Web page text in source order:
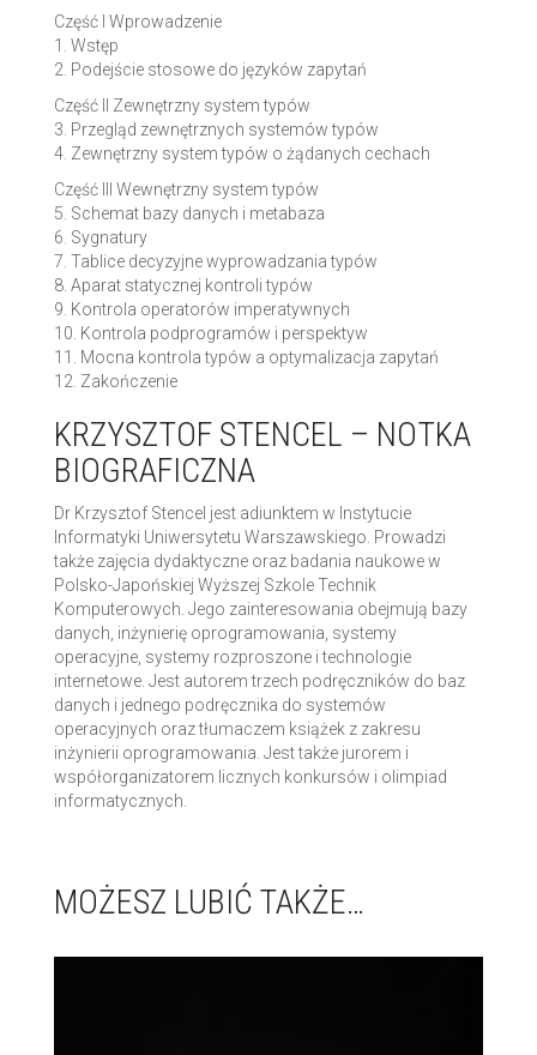
Część I Wprowadzenie
1. Wstęp
2. Podejście stosowe do języków zapytań
Część II Zewnętrzny system typów
3. Przegląd zewnętrznych systemów typów
4. Zewnętrzny system typów o żądanych cechach
Część III Wewnętrzny system typów
5. Schemat bazy danych i metabaza
6. Sygnatury
7. Tablice decyzyjne wyprowadzania typów
8. Aparat statycznej kontroli typów
9. Kontrola operatorów imperatywnych
10. Kontrola podprogramów i perspektyw
11. Mocna kontrola typów a optymalizacja zapytań
12. Zakończenie
KRZYSZTOF STENCEL – NOTKA
BIOGRAFICZNA
Dr Krzysztof Stencel jest adiunktem w Instytucie
Informatyki Uniwersytetu Warszawskiego. Prowadzi
także zajęcia dydaktyczne oraz badania naukowe w
Polsko-Japońskiej Wyższej Szkole Technik
Komputerowych. Jego zainteresowania obejmują bazy
danych, inżynierię oprogramowania, systemy
operacyjne, systemy rozproszone i technologie
internetowe. Jest autorem trzech podręczników do baz
danych i jednego podręcznika do systemów
operacyjnych oraz tłumaczem książek z zakresu
inżynierii oprogramowania. Jest także jurorem i
współorganizatorem licznych konkursów i olimpiad
informatycznych.
MOŻESZ LUBIĆ TAKŻE…